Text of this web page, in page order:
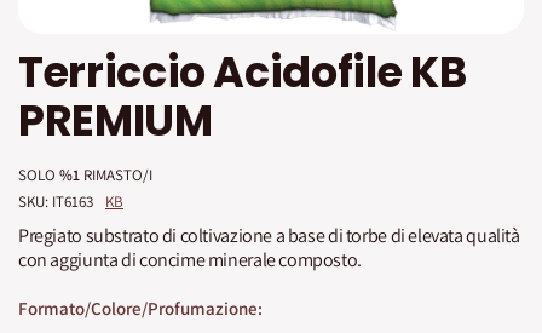
all'inizio
della
galleria
di
Terriccio Acidofile KB
PREMIUM
SOLO %1 RIMASTO/I
SKU: IT6163 KB
Pregiato substrato di coltivazione a base di torbe di elevata qualità
con aggiunta di concime minerale composto.
Formato/Colore/Profumazione